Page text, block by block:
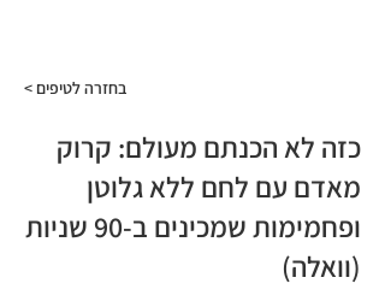
< בחזרה לטיפים
כזה לא הכנתם מעולם: קרוק
מאדם עם לחם ללא גלוטן
ופחמימות שמכינים ב-90 שניות
(וואלה)